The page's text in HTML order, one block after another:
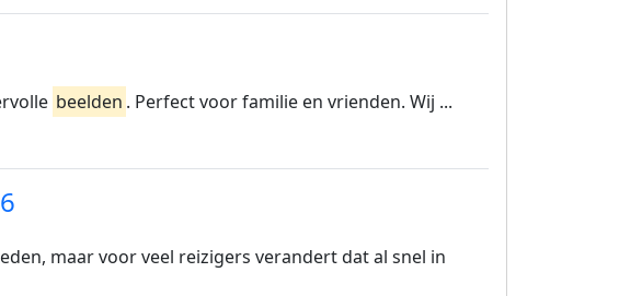
beelden . Perfect voor familie en vrienden. Wij ...
maar voor veel reizigers verandert dat al snel in